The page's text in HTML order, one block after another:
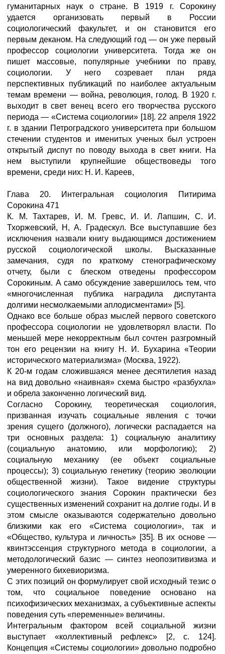
гуманитарных наук о стране. В 1919 г. Сорокину
удается организовать первый в России
социологический факультет, и он становится его
первым деканом. На следующий год — он уже первый
профессор социологии университета. Тогда же он
пишет массовые, популярные учебники по праву,
социологии. У него созревает план ряда
перспективных публикаций по наиболее актуальным
темам времени — война, революция, голод. В 1920 г.
выходит в свет венец всего его творчества русского
периода — «Система социологии» [18]. 22 апреля 1922
г. в здании Петроградского университета при большом
стечении студентов и именитых ученых был устроен
открытый диспут по поводу выхода в свет книги. На
нем выступили крупнейшие обществоведы того
времени, среди них: Н. И. Кареев,
Глава 20. Интегральная социология Питирима
Сорокина 471
К. М. Тахтарев, И. М. Гревс, И. И. Лапшин, С. И.
Тхоржевский, Н, А. Градескул. Все выступавшие без
исключения назвали книгу выдающимся достижением
русской социологической школы. Высказанные
замечания, судя по краткому стенографическому
отчету, были с блеском отведены профессором
Сорокиным. А само обсуждение завершилось тем, что
«многочисленная публика наградила диспутанта
долгими несмолкаемыми аплодисментами» [5].
Однако все больше образ мыслей первого советского
профессора социологии не удовлетворял власти. По
меньшей мере некорректным был сочтен разгромный
тон его рецензии на книгу Н. И. Бухарина «Теории
исторического материализма» (Москва, 1922).
К 20-м годам сложившаяся менее десятилетия назад
на вид довольно «наивная» схема быстро «разбухла»
и обрела законченно логический вид.
Согласно Сорокину, теоретическая социология,
призванная изучать социальные явления с точки
зрения сущего (должного), логически распадается на
три основных раздела: 1) социальную аналитику
(социальную анатомию, или морфологию); 2)
социальную механику (ее объект социальные
процессы); 3) социальную генетику (теорию эволюции
общественной жизни). Такое видение структуры
социологического знания Сорокин практически без
существенных изменений сохранит на долгие годы. И в
этом смысле оказываются содержательно довольно
близкими как его «Система социологии», так и
«Общество, культура и личность» [35]. В их основе —
квинтэссенция структурного метода в социологии, а
методологический базис — синтез неопозитивизма и
умеренного бихевиоризма.
С этих позиций он формулирует свой исходный тезис о
том, что социальное поведение основано на
психофизических механизмах, а субъективные аспекты
поведения суть «переменные» величины.
Интегральным фактором всей социальной жизни
выступает «коллективный рефлекс» [2, с. 124].
Концепция «Системы социологии» довольно подробно